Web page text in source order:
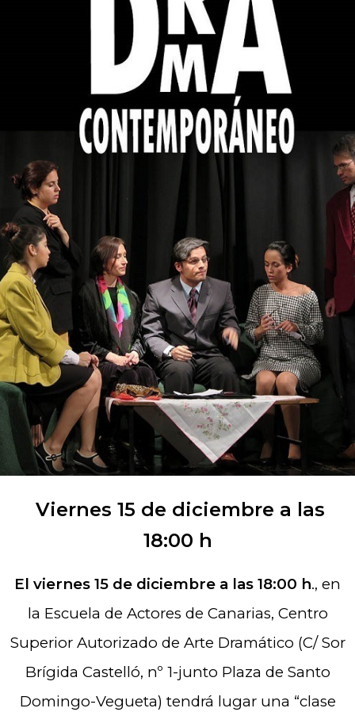
Inicio» Clase Abierta DRAMA CONTEMPORÁNEO (GC)
CLASE ABIERTA DE DR
AMA
CONTEMPORÁNEO
Viernes 15 de diciembre a las
18:00 h
El viernes 15 de diciembre a las 18:00 h., en
la Escuela de Actores de Canarias, Centro
Superior Autorizado de Arte Dramático (C/ Sor
Brígida Castelló, nº 1-junto Plaza de Santo
Domingo-Vegueta) tendrá lugar una “clase